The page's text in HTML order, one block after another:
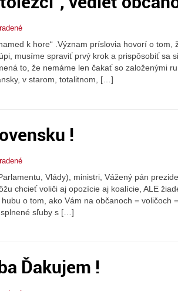
k hore“ .Význam príslovia hovorí o tom,
musíme spraviť prvý krok a prispôsobiť sa
to, že nemáme len čakať so založenými
v starom, totalitnom, […]
!
Vlády), ministri, Vážený pán
chcieť voliči aj opozície aj koalície, ALE
o tom, ako Vám na občanoch = voličoch =
sľuby s […]
Ďakujem !